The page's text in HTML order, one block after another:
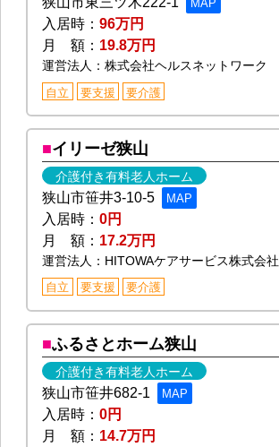
MAP
入居時：96万円
月 額： 19.8万円
運営法人：株式会社ヘルスネットワーク
自立 要支援 要介護
イリーゼ狭山
介護付き有料老人ホーム
狭山市笹井3-10-5 MAP
入居時：0円
月 額： 17.2万円
運営法人：HITOWAケアサービス株式会社
自立 要支援 要介護
ふるさとホーム狭山
介護付き有料老人ホーム
狭山市笹井682-1 MAP
入居時：0円
月 額： 14.7万円